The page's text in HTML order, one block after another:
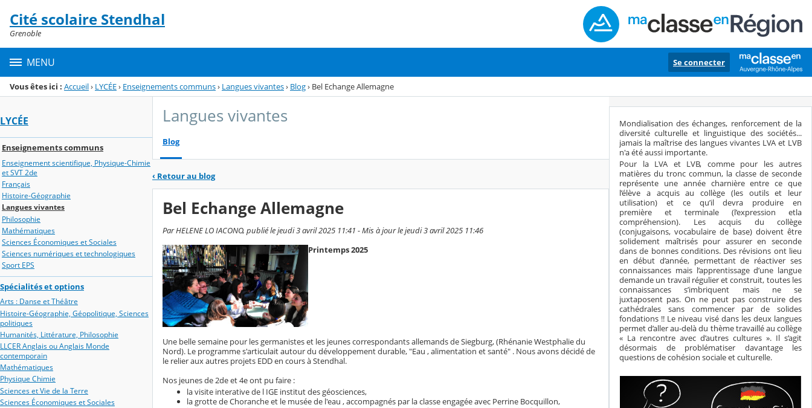
Menu de la rubrique
Contenu
Cité scolaire Stendhal
Grenoble
MENU Se connecter
Vous êtes ici : Accueil› LYCÉE› Enseignements communs› Langues vivantes› Blog› Bel Echange Allemagne
LYCÉE
Enseignements communs
Enseignement scientifique, Physique-Chimie
et SVT 2de
Français
Histoire-Géographie
Langues vivantes
Philosophie
Mathématiques
Sciences Économiques et Sociales
Sciences numériques et technologiques
Sport EPS
Spécialités et options
Arts : Danse et Théâtre
Histoire-Géographie, Géopolitique, Sciences
politiques
Humanités, Littérature, Philosophie
LLCER Anglais ou Anglais Monde
contemporain
Mathématiques
Physique Chimie
Sciences et Vie de la Terre
Sciences Économiques et Sociales
Langues vivantes
Blog
‹ Retour au blog
Bel Echange Allemagne
Par HELENE LO IACONO, publié le jeudi 3 avril 2025 11:41 - Mis à jour le jeudi 3 avril 2025 11:46
Printemps 2025
Une belle semaine pour les germanistes et les jeunes correspondants allemands de Siegburg, (Rhénanie Westphalie du
Nord). Le programme s'articulait autour du développement durable, "Eau , alimentation et santé" . Nous avons décidé de
le relier aux autres projets EDD en cours à Stendhal.
Nos jeunes de 2de et 4e ont pu faire :
la visite interative de l IGE institut des géosciences,
la grotte de Choranche et le musée de l'eau , accompagnés par la classe engagée avec Perrine Bocquillon,
Mondialisation des échanges, renforcement de la
diversité culturelle et linguistique des sociétés...
jamais la maîtrise des langues vivantes LVA et LVB
n'a été aussi importante.
Pour la LVA et LVB, comme pour les autres
matières du tronc commun, la classe de seconde
représente une année charnière entre ce que
l’élève a acquis au collège (les outils et leur
utilisation) et ce qu’il devra produire en
première et terminale (l’expression etla
compréhension). Les acquis du collège
(conjugaisons, vocabulaire de base) doivent être
solidement maîtrisés pour assurer en seconde
dans de bonnes conditions. Des révisions ont lieu
en début d’année, permettant de réactiver ses
connaissances mais l’apprentissage d’une langue
demande un travail régulier et construit, toutes les
connaissances s’imbriquent mais ne se
juxtaposent pas. On ne peut pas construire des
cathédrales sans commencer par de solides
fondations !! Le niveau visé dans les deux langues
permet d’aller au-delà du thème travaillé au collège
« La rencontre avec d’autres cultures ». Il s’agit
désormais de problématiser davantage les
questions de cohésion sociale et culturelle.